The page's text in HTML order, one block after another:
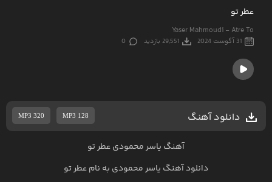
عطر تو
Yaser Mahmoudi - Atre To
31 آگوست 2024 29,551 بازدید 0
دانلود آهنگ MP3 320 MP3 128
آهنگ یاسر محمودی عطر تو
دانلود آهنگ یاسر محمودی به نامعطر تو